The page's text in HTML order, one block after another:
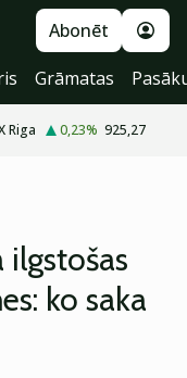
Abonēt
Grāmatas
Riga 0,23% 925,27
ko saka